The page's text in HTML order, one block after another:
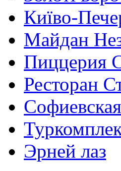
Київо-
Майдан
Пиццерия
Ресторан
Эрней лаз